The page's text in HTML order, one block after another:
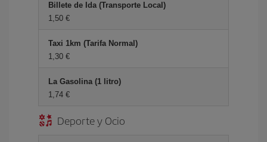
Billete de Ida (Transporte Local)
1,50 €
Taxi 1km (Tarifa Normal)
1,30 €
La Gasolina (1 litro)
1,74 €
Deporte y Ocio